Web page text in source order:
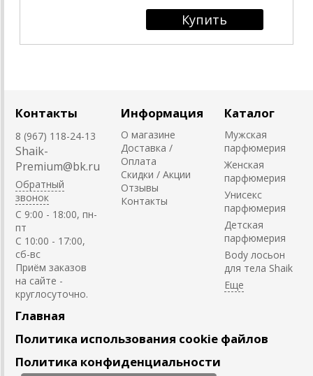
Контакты
8 (967) 118-24-13
Shaik-
Premium@bk.ru
Обратный
звонок
C 9:00 - 18:00, пн-
пт
С 10:00 - 17:00,
сб-вс
Приём заказов
на сайте -
круглосуточно.
Информация
О магазине
Доставка /
Оплата
Скидки / Акции
Отзывы
Контакты
Каталог
Мужская
парфюмерия
Женская
парфюмерия
Унисекс
парфюмерия
Детская
парфюмерия
Body лосьон
для тела Shaik
Главная
Политика использования cookie файлов
Политика конфиденциальности